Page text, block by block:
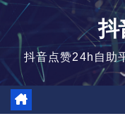
内
容
抖
抖音点赞24h自助